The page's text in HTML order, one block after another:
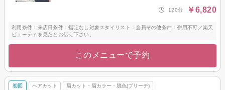
120分 ￥6,820
利用条件：来店日条件：指定なし対象スタイリスト：全員その他条件：併用不可／楽天
ビューティを見たとお伝え下さい。
このメニューで予約
初回 ヘアカット 眉カット・眉カラー・脱色(ブリーチ)